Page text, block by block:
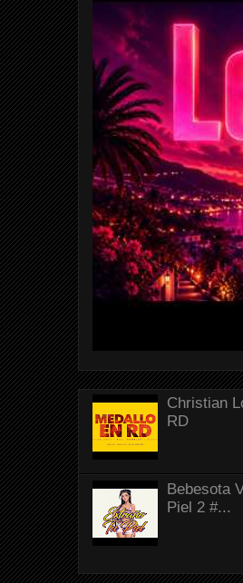
Christian
RD
Bebesota
Piel 2 #...